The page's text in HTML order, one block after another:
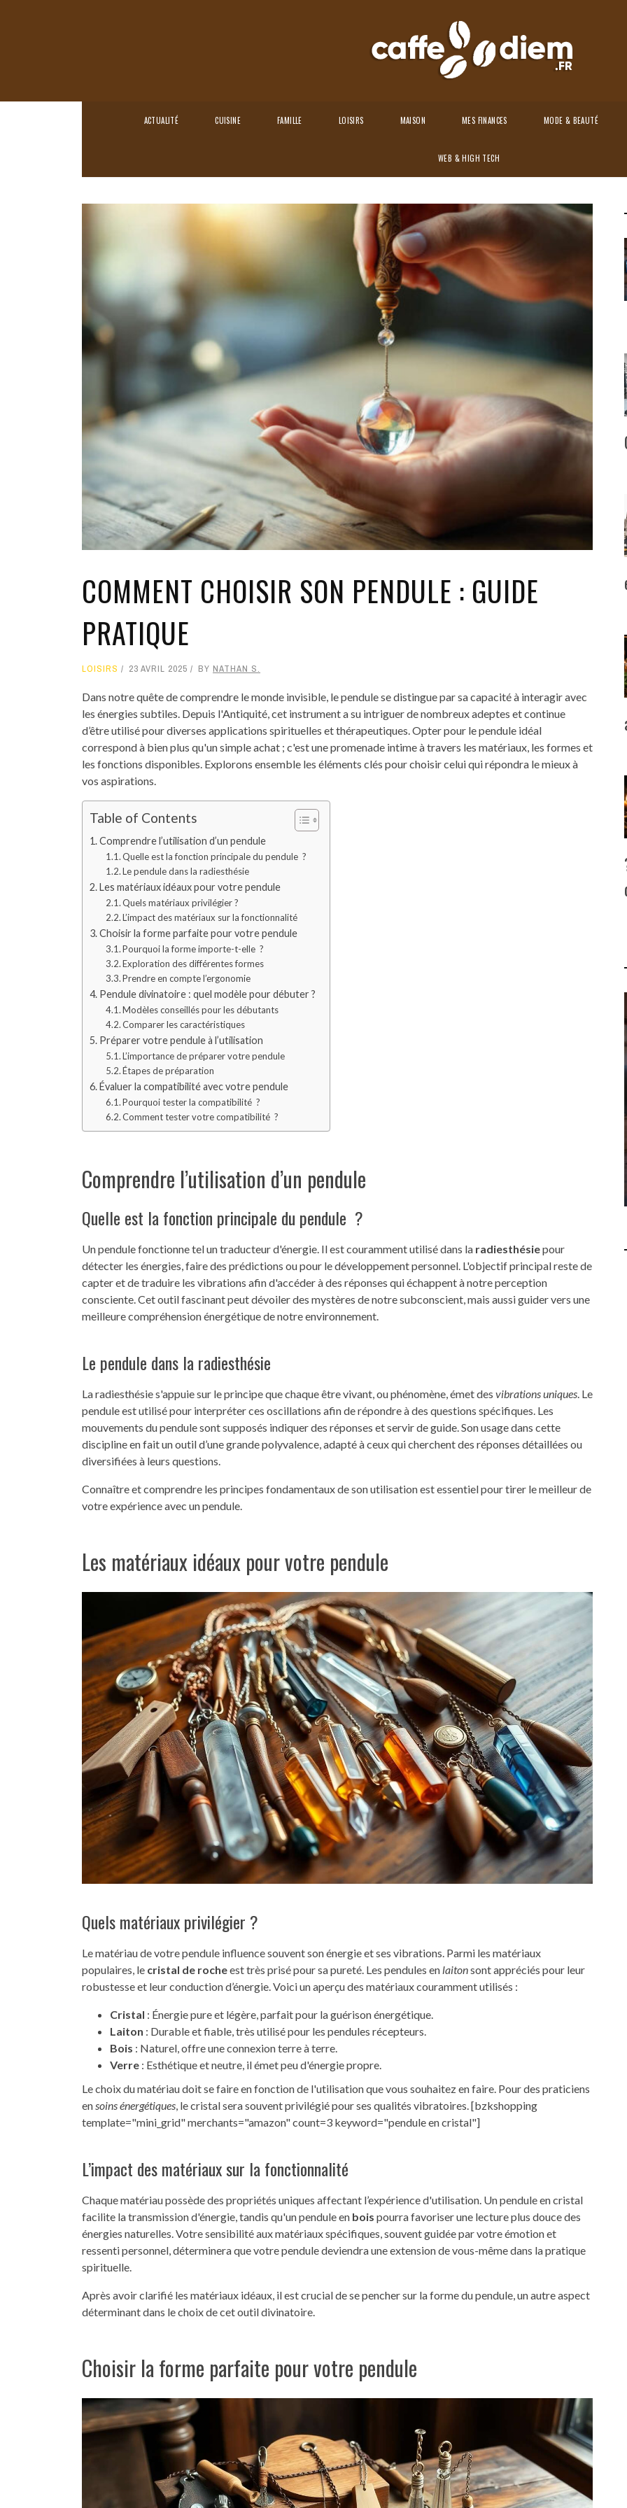
ACTUALITÉ CUISINE FAMILLE LOISIRS MAISON MES FINANCES MODE & BEAUTÉ
WEB & HIGH TECH
COMMENT CHOISIR SON PENDULE : GUIDE
PRATIQUE
LOISIRS 23 AVRIL 2025 BY NATHAN S.
Dans notre quête de comprendre le monde invisible, le pendule se distingue par sa capacité à interagir avec
les énergies subtiles. Depuis l'Antiquité, cet instrument a su intriguer de nombreux adeptes et continue
d’être utilisé pour diverses applications spirituelles et thérapeutiques. Opter pour le pendule idéal
correspond à bien plus qu'un simple achat ; c'est une promenade intime à travers les matériaux, les formes et
les fonctions disponibles. Explorons ensemble les éléments clés pour choisir celui qui répondra le mieux à
vos aspirations.
Table of Contents
Comprendre l’utilisation d’un pendule
Quelle est la fonction principale du pendule ?
Le pendule dans la radiesthésie
Les matériaux idéaux pour votre pendule
Quels matériaux privilégier ?
L’impact des matériaux sur la fonctionnalité
Choisir la forme parfaite pour votre pendule
Pourquoi la forme importe-t-elle ?
Exploration des différentes formes
Prendre en compte l’ergonomie
Pendule divinatoire : quel modèle pour débuter ?
Modèles conseillés pour les débutants
Comparer les caractéristiques
Préparer votre pendule à l’utilisation
L’importance de préparer votre pendule
Étapes de préparation
Évaluer la compatibilité avec votre pendule
Pourquoi tester la compatibilité ?
Comment tester votre compatibilité ?
Comprendre l’utilisation d’un pendule
Quelle est la fonction principale du pendule ?
Un pendule fonctionne tel un traducteur d'énergie. Il est couramment utilisé dans la radiesthésiepour
détecter les énergies, faire des prédictions ou pour le développement personnel. L'objectif principal reste de
capter et de traduire les vibrations afin d'accéder à des réponses qui échappent à notre perception
consciente. Cet outil fascinant peut dévoiler des mystères de notre subconscient, mais aussi guider vers une
meilleure compréhension énergétique de notre environnement.
Le pendule dans la radiesthésie
La radiesthésie s'appuie sur le principe que chaque être vivant, ou phénomène, émet des vibrations uniques . Le
pendule est utilisé pour interpréter ces oscillations afin de répondre à des questions spécifiques. Les
mouvements du pendule sont supposés indiquer des réponses et servir de guide. Son usage dans cette
discipline en fait un outil d’une grande polyvalence, adapté à ceux qui cherchent des réponses détaillées ou
diversifiées à leurs questions.
Connaître et comprendre les principes fondamentaux de son utilisation est essentiel pour tirer le meilleur de
votre expérience avec un pendule.
Les matériaux idéaux pour votre pendule
Quels matériaux privilégier ?
Le matériau de votre pendule influence souvent son énergie et ses vibrations. Parmi les matériaux
populaires, le cristal de rocheest très prisé pour sa pureté. Les pendules en laitonsont appréciés pour leur
robustesse et leur conduction d’énergie. Voici un aperçu des matériaux couramment utilisés :
Cristal : Énergie pure et légère, parfait pour la guérison énergétique.
Laiton : Durable et fiable, très utilisé pour les pendules récepteurs.
Bois : Naturel, offre une connexion terre à terre.
Verre : Esthétique et neutre, il émet peu d'énergie propre.
Le choix du matériau doit se faire en fonction de l'utilisation que vous souhaitez en faire. Pour des praticiens
ensoins énergétiques, le cristal sera souvent privilégié pour ses qualités vibratoires. [bzkshopping
template="mini_grid" merchants="amazon" count=3 keyword="pendule en cristal"]
L’impact des matériaux sur la fonctionnalité
Chaque matériau possède des propriétés uniques affectant l’expérience d'utilisation. Un pendule en cristal
facilite la transmission d'énergie, tandis qu'un pendule en bois pourra favoriser une lecture plus douce des
énergies naturelles. Votre sensibilité aux matériaux spécifiques, souvent guidée par votre émotion et
ressenti personnel, déterminera que votre pendule deviendra une extension de vous-même dans la pratique
spirituelle.
Après avoir clarifié les matériaux idéaux, il est crucial de se pencher sur la forme du pendule, un autre aspect
déterminant dans le choix de cet outil divinatoire.
Choisir la forme parfaite pour votre pendule